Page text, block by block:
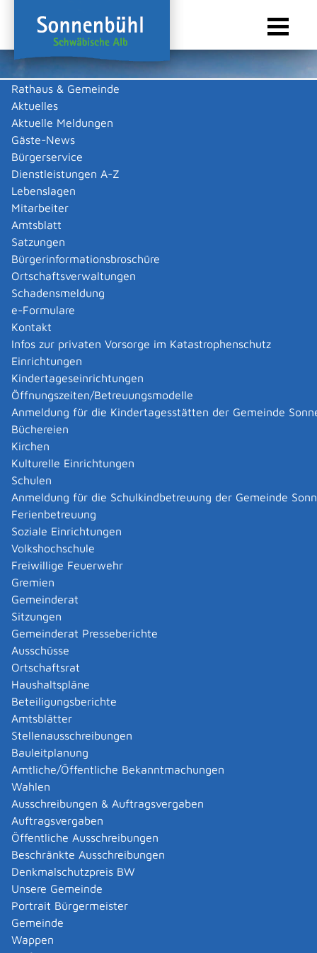
Rathaus & Gemeinde
Aktuelles
Aktuelle Meldungen
Gäste-News
Bürgerservice
Dienstleistungen A-Z
Lebenslagen
Mitarbeiter
Amtsblatt
Satzungen
Bürgerinformationsbroschüre
Ortschaftsverwaltungen
Schadensmeldung
e-Formulare
Kontakt
Infos zur privaten Vorsorge im Katastrophenschutz
Einrichtungen
Kindertageseinrichtungen
Öffnungszeiten/Betreuungsmodelle
Anmeldung für die Kindertagesstätten der Gemeinde
Büchereien
Kirchen
Kulturelle Einrichtungen
Schulen
Anmeldung für die Schulkindbetreuung der Gemeinde
Ferienbetreuung
Soziale Einrichtungen
Volkshochschule
Freiwillige Feuerwehr
Gremien
Gemeinderat
Sitzungen
Gemeinderat Presseberichte
Ausschüsse
Ortschaftsrat
Haushaltspläne
Beteiligungsberichte
Amtsblätter
Stellenausschreibungen
Bauleitplanung
Amtliche/Öffentliche Bekanntmachungen
Wahlen
Ausschreibungen & Auftragsvergaben
Auftragsvergaben
Öffentliche Ausschreibungen
Beschränkte Ausschreibungen
Denkmalschutzpreis BW
Unsere Gemeinde
Portrait Bürgermeister
Gemeinde
Wappen
Sie sind hier:
Vereine
Demokratische Bürger Sonnenbühl e.V.
Demokratische Bürger Sonnenbühl e.V.
Mehr …
DLRG Sonnenbühl
DLRG Sonnenbühl
Kurzbeschreibung
Deutsche Lebens-Rettungs-Gesellschaft
Landesverband Württemberg e.V.
Ortsgruppe Sonnenbühl
Mehr …
DRK Sonnenbühl
DRK Sonnenbühl
Mehr …
Handels- und Gewerbeverein Sonnenbühl (HGS) e.V.
Handels- und Gewerbeverein Sonnenbühl
(HGS) e.V.
Mehr …
Hundesportler Sonnenbühl (SV und SWHV)
Hundesportler Sonnenbühl (SV und SWHV)
Mehr …
Partnerschaftskomitee Sonnenbühl e. V.
Partnerschaftskomitee Sonnenbühl e. V.
Mehr …
Tourismusverein Sonnenbühl e. V.
Tourismusverein Sonnenbühl e. V.
Mehr …
VdK- Ortsverband Sonnenbühl
VdK- Ortsverband Sonnenbühl